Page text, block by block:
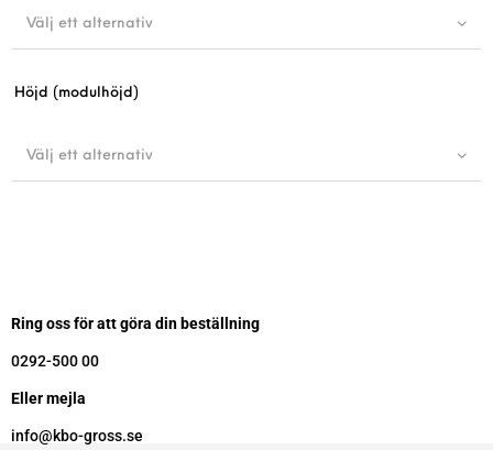
Välj ett alternativ
Höjd (modulhöjd)
Välj ett alternativ
Ring oss för att göra din beställning
0292-500 00
Eller mejla
info@kbo-gross.se